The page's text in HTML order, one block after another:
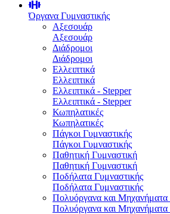
Όργανα Γυμναστικής
Αξεσουάρ
Αξεσουάρ
Διάδρομοι
Διάδρομοι
Ελλειπτικά
Ελλειπτικά
Ελλειπτικά - Stepper
Ελλειπτικά - Stepper
Κωπηλατικές
Κωπηλατικές
Πάγκοι Γυμναστικής
Πάγκοι Γυμναστικής
Παθητική Γυμναστική
Παθητική Γυμναστική
Ποδήλατα Γυμναστικής
Ποδήλατα Γυμναστικής
Πολυόργανα και Μηχανήματα
Πολυόργανα και Μηχανήματα